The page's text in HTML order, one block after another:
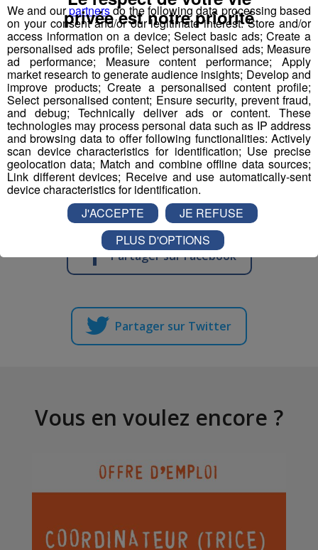
MODE DE CONTACT
• NUMERO OFFRE POLE EMPLOI : 035GFWG
•
• NOM ENTREPRISE : CRESCENDO SALLANCHES
•
• CV ET LETTRE MOTIVATION à adresser :
sallanches@crescendo-restauration.fr
•
• MODALITE DE CONTACT : MAIL
Partager sur Facebook
Partager sur Twitter
Vous en voulez encore ?
We and ourpartnersdo the following data processing based
on your consent and/or our legitimate interest: Store and/or
access information on a device; Select basic ads; Create a
personalised ads profile; Select personalised ads; Measure
ad performance; Measure content performance; Apply
market research to generate audience insights; Develop and
improve products; Create a personalised content profile;
Select personalised content; Ensure security, prevent fraud,
and debug; Technically deliver ads or content. These
technologies may process personal data such as IP address
and browsing data to offer following functionalities: Actively
scan device characteristics for identification; Use precise
geolocation data; Match and combine offline data sources;
Link different devices; Receive and use automatically-sent
device characteristics for identification.
privée est notre priorité
J'ACCEPTE
JE REFUSE
PLUS D'OPTIONS